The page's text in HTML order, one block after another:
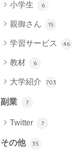
小学生 6
親御さん 15
学習サービス 46
教材 6
大学紹介 703
副業 7
Twitter 7
その他 35